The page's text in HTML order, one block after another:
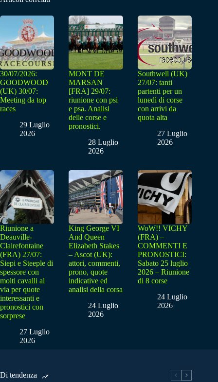
30/07/2026:
GOODWOOD
(UK) 30/07:
Meeting da top
races
29 Luglio
2026
MONT DE
MARSAN
[FRA] 29/07:
riunione con psi
e psa. Analisi
delle corse e
pronostici.
28 Luglio
2026
Southwell (UK)
27/07: tanti
partenti per un
lunedì di corse
con arrivi da
quota alta
27 Luglio
2026
Riunione a
Deauville-
Clairefontaine
(FRA) 27/07:
Siepi e Steeple di
spessore con
molti cavalli al
via per quote
interessanti e
pronostici con
sorprese
27 Luglio
2026
King George VI
And Queen
Elizabeth Stakes
– Ascot (UK):
attori, commenti,
prono, quote
indicative ed
analisi della corsa
24 Luglio
2026
WoW!! VICHY
(FRA) –
COMMENTI E
PRONOSTICI:
Sabato 25 luglio
2026 – Riunione
di 8 corse
24 Luglio
2026
Di tendenza